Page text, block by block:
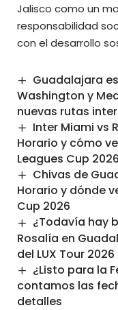
Jalisco como un
responsabilidad
con el desarrollo
Guadalajara
Washington y
nuevas rutas
Inter Miami vs
Horario y cómo
Leagues Cup 2026
Chivas de
Horario y dónde
Cup 2026
¿Todavía hay
Rosalía en
del LUX Tour 2026
¿Listo para la
contamos las
detalles